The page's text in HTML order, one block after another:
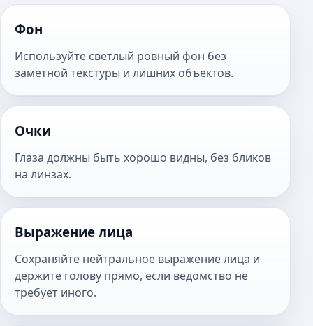
Фон
Используйте светлый ровный фон без
заметной текстуры и лишних объектов.
Очки
Глаза должны быть хорошо видны, без бликов
на линзах.
Выражение лица
Сохраняйте нейтральное выражение лица и
держите голову прямо, если ведомство не
требует иного.